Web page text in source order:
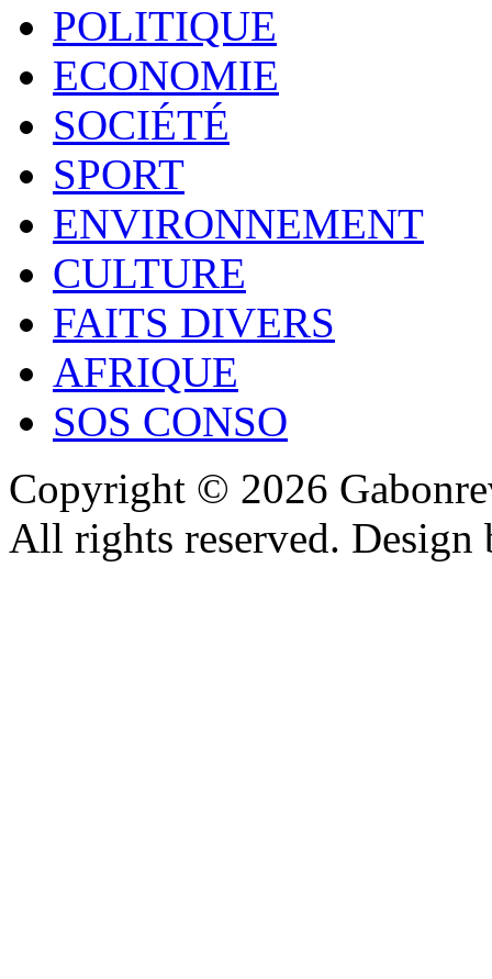
POLITIQUE
ECONOMIE
SOCIÉTÉ
SPORT
ENVIRONNEMENT
CULTURE
FAITS DIVERS
AFRIQUE
SOS CONSO
Copyright © 2026
All rights reserved.